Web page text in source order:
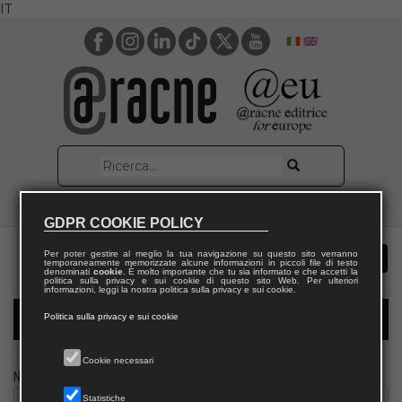
IT
Modulo richiesta saggio docente
Nome
GDPR COOKIE POLICY
Per poter gestire al meglio la tua navigazione su questo sito verranno
temporaneamente memorizzate alcune informazioni in piccoli file di testo
denominati cookie. È molto importante che tu sia informato e che accetti la
politica sulla privacy e sui cookie di questo sito Web. Per ulteriori
informazioni, leggi la nostra politica sulla privacy e sui cookie.
Politica sulla privacy e sui cookie
Cookie necessari
Statistiche